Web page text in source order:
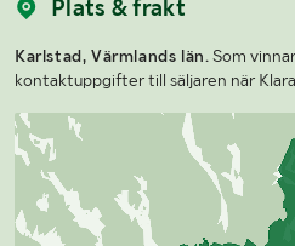
Plats & frakt
Karlstad, Värmlands län. Som
kontaktuppgifter till säljaren när